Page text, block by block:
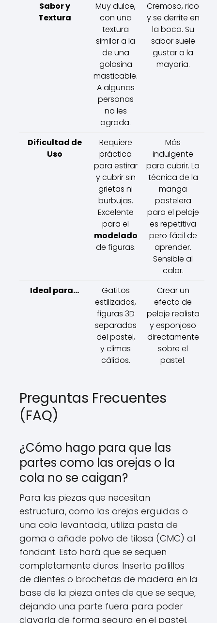
Sabor y
Textura
Muy dulce,
con una
textura
similar a la
de una
golosina
masticable.
A algunas
personas
no les
agrada.
Cremoso, rico
y se derrite en
la boca. Su
sabor suele
gustar a la
mayoría.
Dificultad de
Uso
Requiere
práctica
para estirar
y cubrir sin
grietas ni
burbujas.
Excelente
para el
modelado
de figuras.
Más
indulgente
para cubrir. La
técnica de la
manga
pastelera
para el pelaje
es repetitiva
pero fácil de
aprender.
Sensible al
calor.
Ideal para...
Gatitos
estilizados,
figuras 3D
separadas
del pastel,
y climas
cálidos.
Crear un
efecto de
pelaje realista
y esponjoso
directamente
sobre el
pastel.
Preguntas Frecuentes
(FAQ)
¿Cómo hago para que las
partes como las orejas o la
cola no se caigan?
Para las piezas que necesitan
estructura, como las orejas erguidas o
una cola levantada, utiliza pasta de
goma o añade polvo de tilosa (CMC) al
fondant. Esto hará que se sequen
completamente duros. Inserta palillos
de dientes o brochetas de madera en la
base de la pieza antes de que se seque,
dejando una parte fuera para poder
clavarla de forma segura en el pastel.